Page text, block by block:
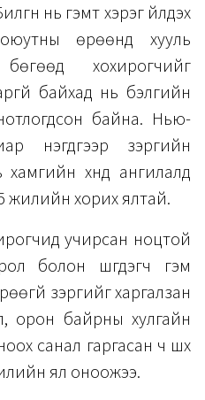
нь гэмт хэрэг үйлдэх
өрөөнд хууль
хохирогчийг
байхад нь бэлгийн
байна. Нью-
нэгдүгээр зэргийн
хамгийн хүнд ангилалд
жилийн хорих ялтай.
учирсан ноцтой
болон шүүгдэгч гэм
зэргийг харгалзан
орон байрны хулгайн
санал гаргасан ч шүүх
ял оноожээ.